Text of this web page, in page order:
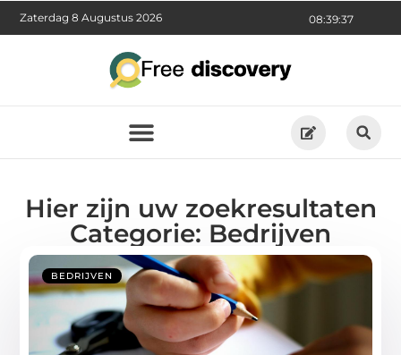
08:39:39
Zaterdag 8 Augustus 2026
Hier zijn uw zoekresultaten
Categorie: Bedrijven
BEDRIJVEN